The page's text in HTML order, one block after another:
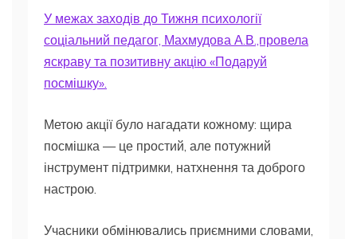
У межах заходів до Тижня психології
соціальний педагог, Махмудова А.В.,провела
яскраву та позитивну акцію «Подаруй
посмішку».
Метою акції було нагадати кожному: щира
посмішка — це простий, але потужний
інструмент підтримки, натхнення та доброго
настрою.
Учасники обмінювались приємними словами,